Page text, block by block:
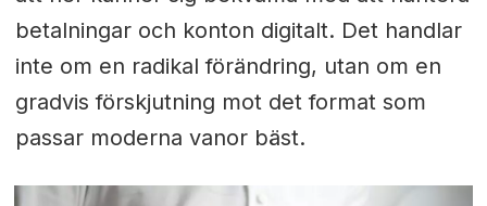
betalningar och konton digitalt. Det handlar
inte om en radikal förändring, utan om en
gradvis förskjutning mot det format som
passar moderna vanor bäst.